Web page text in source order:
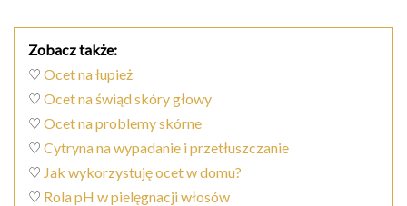
Zobacz także:
♡ Ocet na łupież
♡ Ocet na świąd skóry głowy
♡ Ocet na problemy skórne
♡ Cytryna na wypadanie i przetłuszczanie
♡ Jak wykorzystuję ocet w domu?
♡ Rola pH w pielęgnacji włosów